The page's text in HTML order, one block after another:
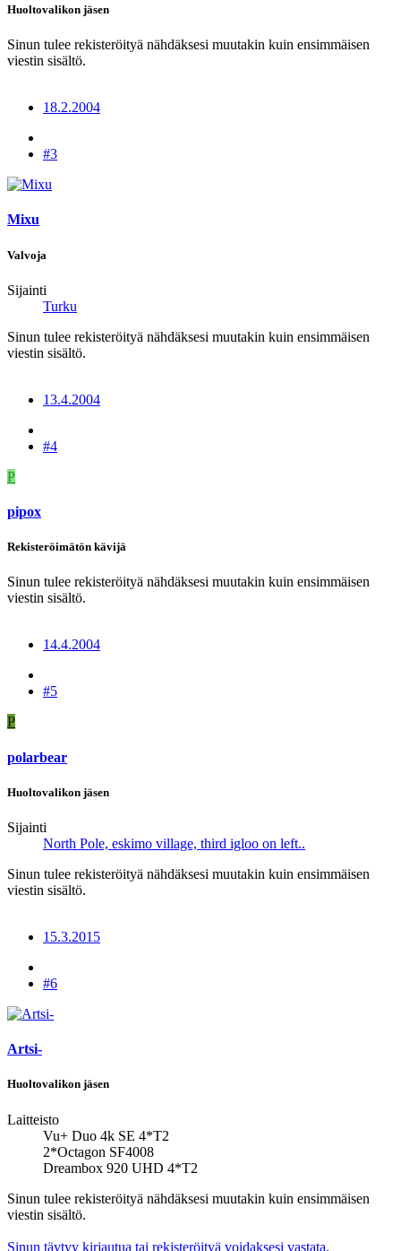
Huoltovalikon jäsen
Sinun tulee rekisteröityä nähdäksesi muutakin kuin ensimmäisen
viestin sisältö.
18.2.2004
#3
Mixu
Valvoja
Sijainti
Turku
Sinun tulee rekisteröityä nähdäksesi muutakin kuin ensimmäisen
viestin sisältö.
13.4.2004
#4
P
pipox
Rekisteröimätön kävijä
Sinun tulee rekisteröityä nähdäksesi muutakin kuin ensimmäisen
viestin sisältö.
14.4.2004
#5
P
polarbear
Huoltovalikon jäsen
Sijainti
North Pole, eskimo village, third igloo on left..
Sinun tulee rekisteröityä nähdäksesi muutakin kuin ensimmäisen
viestin sisältö.
15.3.2015
#6
Artsi-
Huoltovalikon jäsen
Laitteisto
Vu+ Duo 4k SE 4*T2
2*Octagon SF4008
Dreambox 920 UHD 4*T2
Sinun tulee rekisteröityä nähdäksesi muutakin kuin ensimmäisen
viestin sisältö.
Sinun täytyy kirjautua tai rekisteröityä voidaksesi vastata.